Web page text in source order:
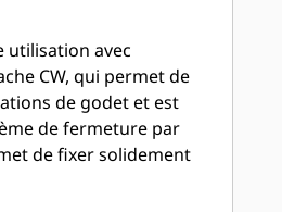
utilisation avec
CW, qui permet de
de godet et est
de fermeture par
de fixer solidement